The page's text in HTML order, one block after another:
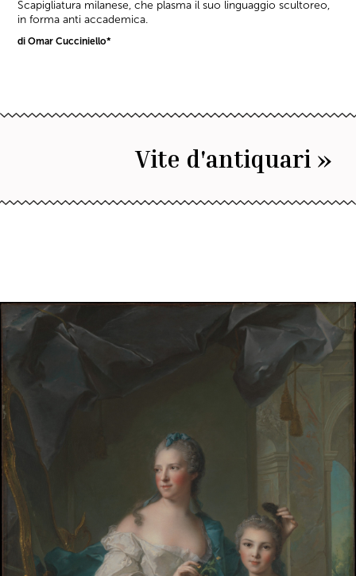
Scapigliatura milanese, che plasma il suo linguaggio scultoreo,
in forma anti accademica.
di Omar Cucciniello*
Vite d'antiquari »